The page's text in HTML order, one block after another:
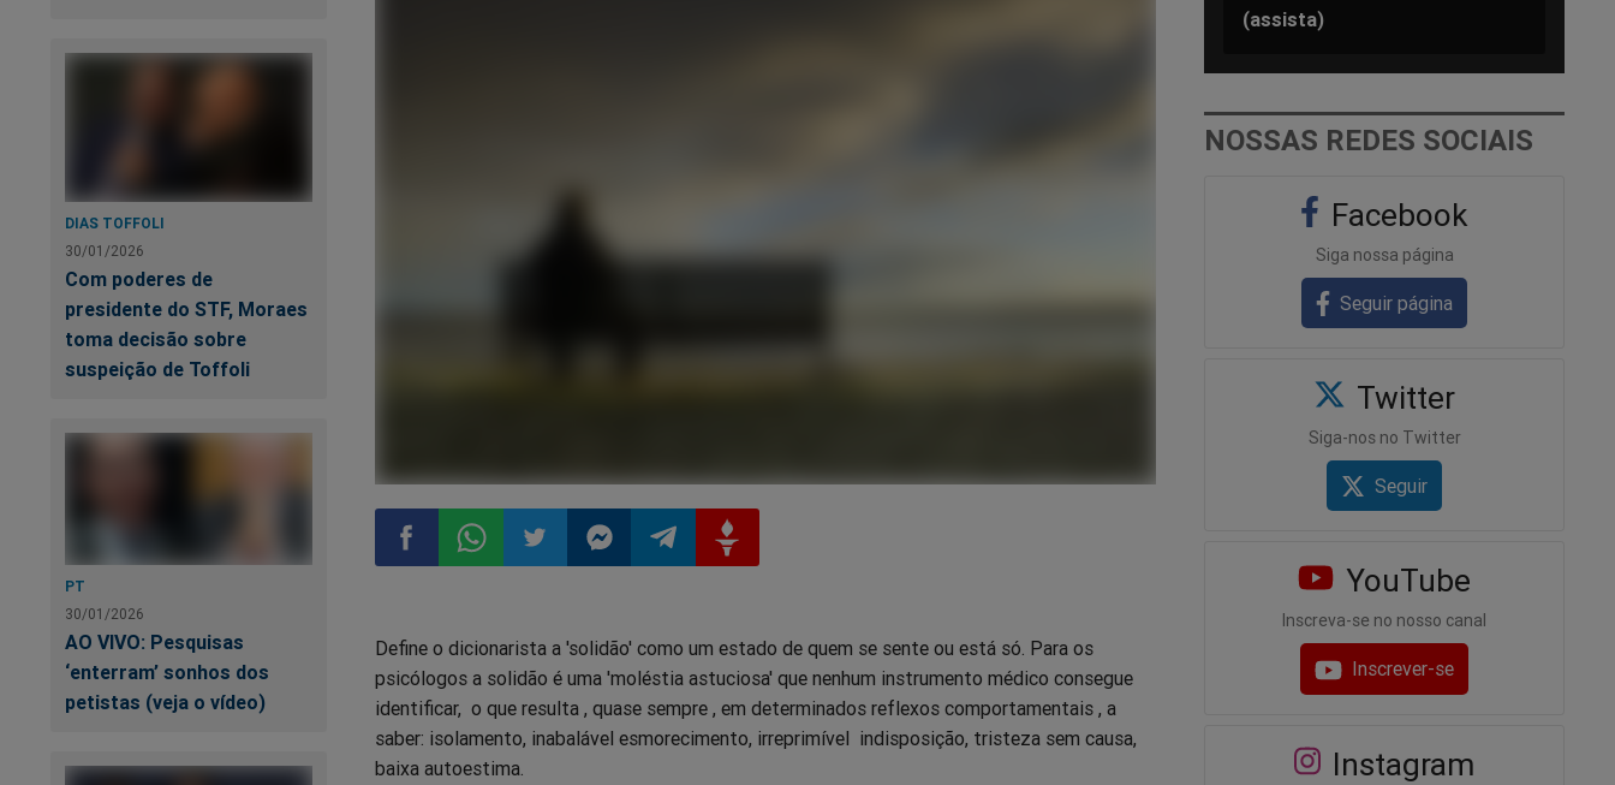
DIAS TOFFOLI
30/01/2026
Com poderes de
presidente do STF, Moraes
toma decisão sobre
suspeição de Toffoli
PT
30/01/2026
AO VIVO: Pesquisas
‘enterram’ sonhos dos
petistas (veja o vídeo)
no
Facebook
no
Whatsapp
no
Twitter
no
Messenger
no
Telegram
no
Gettr
Define o dicionarista a 'solidão' como um estado de quem se sente ou está só. Para os
psicólogos a solidão é uma 'moléstia astuciosa' que nenhum instrumento médico consegue
identificar, o que resulta , quase sempre , em determinados reflexos comportamentais , a
saber: isolamento, inabalável esmorecimento, irreprimível indisposição, tristeza sem causa,
baixa autoestima.
(assista)
NOSSAS REDES SOCIAIS
Facebook
Siga nossa página
Seguir página
Twitter
Siga-nos no Twitter
Seguir
YouTube
Inscreva-se no nosso canal
Inscrever-se
Instagram